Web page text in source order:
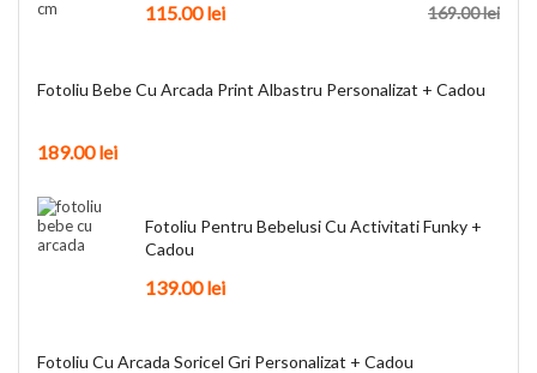
169.00lei
115.00lei
Fotoliu Bebe Cu Arcada Print Albastru Personalizat + Cadou
189.00lei
Fotoliu Pentru Bebelusi Cu Activitati Funky +
Cadou
139.00lei
Fotoliu Cu Arcada Soricel Gri Personalizat + Cadou